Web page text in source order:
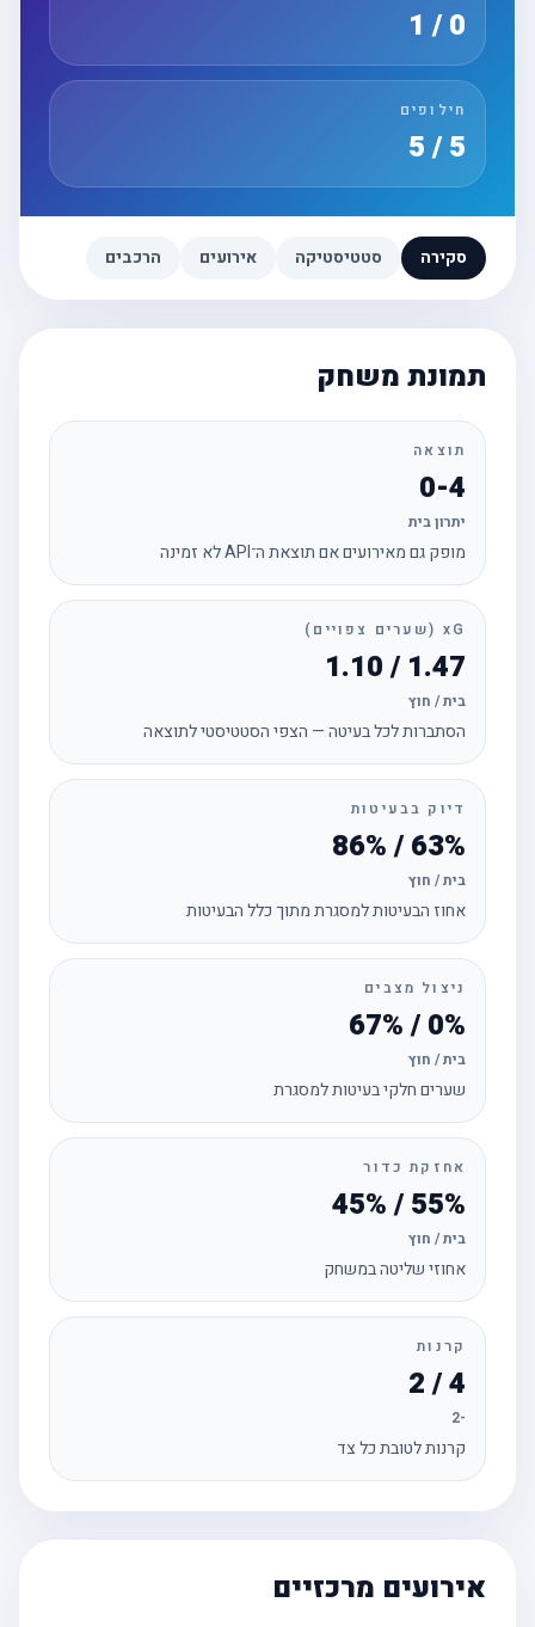
חילופים
סקירה סטטיסטיקה אירועים הרכבים
תמונת משחק
תוצאה
0-4
יתרון בית
מופק גם מאירועים אם תוצאת ה־API לא זמינה
xG (שערים צפויים)
1.47 / 1.10
בית / חוץ
הסתברות לכל בעיטה — הצפי הסטטיסטי לתוצאה
דיוק בבעיטות
63% / 86%
בית / חוץ
אחוז הבעיטות למסגרת מתוך כלל הבעיטות
ניצול מצבים
0% / 67%
בית / חוץ
שערים חלקי בעיטות למסגרת
אחזקת כדור
55% / 45%
בית / חוץ
אחוזי שליטה במשחק
קרנות
קרנות לטובת כל צד
אירועים מרכזיים